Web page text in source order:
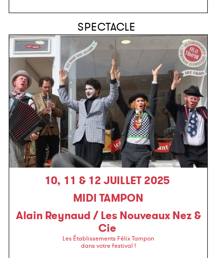
SPECTACLE
10, 11 & 12 JUILLET 2025
MIDI TAMPON
Alain Reynaud / Les Nouveaux Nez &
Cie
Les Établissements Félix Tampon
dans votre festival !